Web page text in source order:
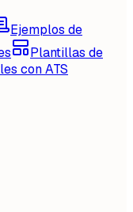
Ejemplos de
Plantillas de
con ATS